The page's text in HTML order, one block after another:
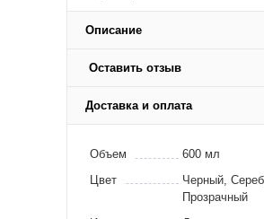
Описание
Оставить отзыв
Доставка и оплата
Объем
600 мл
Цвет
Черный,
Прозрачный